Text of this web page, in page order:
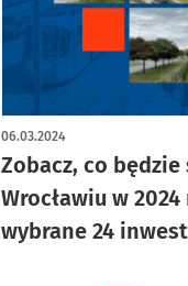
Zobacz, co będzie
Wrocławiu w
wybrane 24
06.03.2024
artykuł z galerią zdjęć